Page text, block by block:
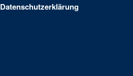
Datenschutzerklärung